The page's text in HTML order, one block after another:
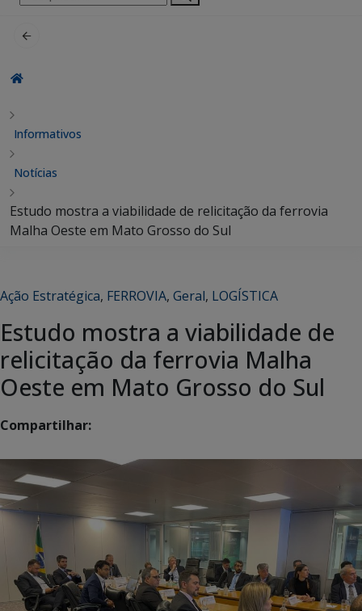
por:
Informativos
Notícias
Estudo mostra a viabilidade de relicitação da ferrovia
Malha Oeste em Mato Grosso do Sul
Ação Estratégica, FERROVIA, Geral, LOGÍSTICA
Estudo mostra a viabilidade de
relicitação da ferrovia Malha
Oeste em Mato Grosso do Sul
Compartilhar: